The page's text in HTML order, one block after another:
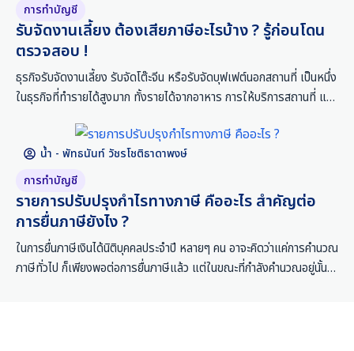
การทำบัญชี
รับจัดงานเลี้ยง ต้องเสียภาษีอะไรบ้าง ? รู้ก่อนโดน
ตรวจสอบ !
ธุรกิจรับจัดงานเลี้ยง รับจัดโต๊ะจีน หรือรับจัดบุฟเฟต์นอกสถานที่ เป็นหนึ่ง
ในธุรกิจที่ทำรายได้สูงมาก ทั้งรายได้จากอาหาร การให้บริการสถานที่ และ
ภาษี ซึ่งไม่เข้าใจว่ารายได้ที่รับมานั้น ต้องเสียภาษีหรือไม่ ? ในบางครั้ง
ลูกค้าขอใบเสร็จ หรือใบกำกับภาษี ก็ไม่สามารถออกให้กับลูกค้าได้ หรือแย่
กว่านั้น คือถูกกรมสรรพากรตรวจสอบภาษีย้อนหลัง โดนค่าปรับ และเบี้ย
ปรับทางภาษีที่ไม่เคยคิดว่าจะเจอ
น้ำ - พัทธนันท์ วัชรโชติธาดาพงษ์
การทำบัญชี
รายการปรับปรุงกำไรทางภาษี คืออะไร สำคัญต่อ
การยื่นภาษียังไง ?
ในการยื่นภาษีเงินได้นิติบุคคลประจำปี หลายๆ คน อาจะคิดว่าแค่การคำนวณ
ภาษีทั่วไป ก็เพียงพอต่อการยื่นภาษีแล้ว แต่ในขณะที่กำลังคำนวณอยู่นั้น ก็